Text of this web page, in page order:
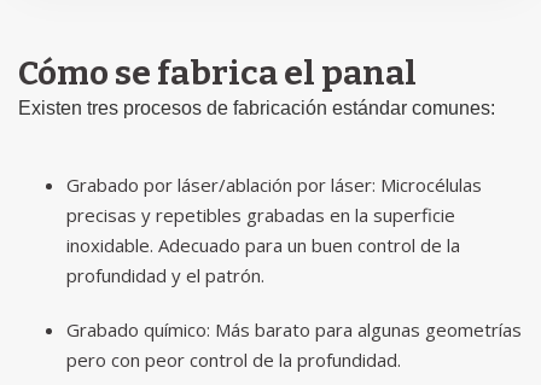
Cómo se fabrica el panal
Existen tres procesos de fabricación estándar comunes:
Grabado por láser/ablación por láser: Microcélulas
precisas y repetibles grabadas en la superficie
inoxidable. Adecuado para un buen control de la
profundidad y el patrón.
Grabado químico: Más barato para algunas geometrías
pero con peor control de la profundidad.